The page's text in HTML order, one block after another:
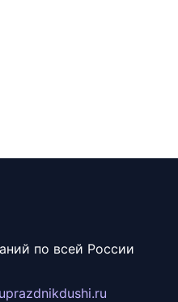
по всей России
prazdnikdushi.ru